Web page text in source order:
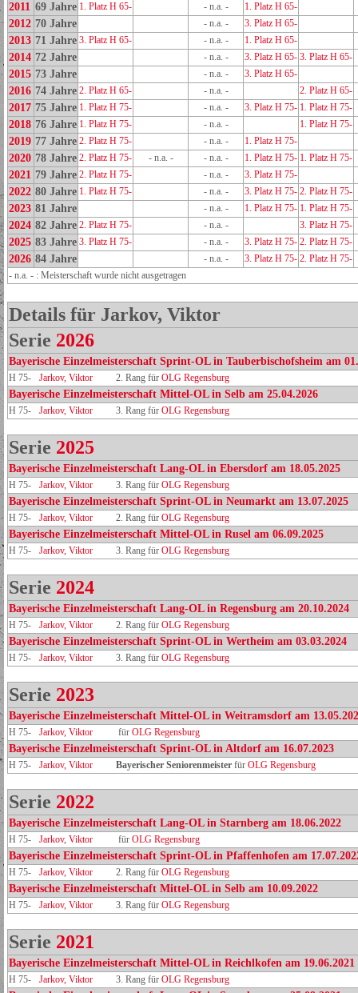
2011 69 Jahre 1. Platz H 65- - n.a. - 1. Platz H 65-
2012 70 Jahre - n.a. - 3. Platz H 65-
2013 71 Jahre 3. Platz H 65- - n.a. - 1. Platz H 65-
2014 72 Jahre - n.a. - 3. Platz H 65- 3. Platz H 65-
2015 73 Jahre - n.a. - 3. Platz H 65-
2016 74 Jahre 2. Platz H 65- - n.a. - 2. Platz H 65-
2017 75 Jahre 1. Platz H 75- - n.a. - 3. Platz H 75- 1. Platz H 75-
2018 76 Jahre 1. Platz H 75- - n.a. - 1. Platz H 75-
2019 77 Jahre 2. Platz H 75- - n.a. - 1. Platz H 75-
2020 78 Jahre 2. Platz H 75- - n.a. - - n.a. - 1. Platz H 75- 1. Platz H 75-
2021 79 Jahre 2. Platz H 75- - n.a. - 3. Platz H 75-
2022 80 Jahre 1. Platz H 75- - n.a. - 3. Platz H 75- 2. Platz H 75-
2023 81 Jahre - n.a. - 1. Platz H 75- 1. Platz H 75-
2024 82 Jahre 2. Platz H 75- - n.a. - 3. Platz H 75-
2025 83 Jahre 3. Platz H 75- - n.a. - 3. Platz H 75- 2. Platz H 75-
2026 84 Jahre - n.a. - 3. Platz H 75- 2. Platz H 75-
- n.a. - : Meisterschaft wurde nicht ausgetragen
Details für Jarkov, Viktor
Serie 2026
Bayerische Einzelmeisterschaft Sprint-OL in Tauberbischofsheim am
H 75- Jarkov, Viktor 2. Rang für OLG Regensburg
Bayerische Einzelmeisterschaft Mittel-OL in Selb am 25.04.2026
H 75- Jarkov, Viktor 3. Rang für OLG Regensburg
Serie 2025
Bayerische Einzelmeisterschaft Lang-OL in Ebersdorf am 18.05.2025
H 75- Jarkov, Viktor 3. Rang für OLG Regensburg
Bayerische Einzelmeisterschaft Sprint-OL in Neumarkt am 13.07.2025
H 75- Jarkov, Viktor 2. Rang für OLG Regensburg
Bayerische Einzelmeisterschaft Mittel-OL in Rusel am 06.09.2025
H 75- Jarkov, Viktor 3. Rang für OLG Regensburg
Serie 2024
Bayerische Einzelmeisterschaft Lang-OL in Regensburg am 20.10.2024
H 75- Jarkov, Viktor 2. Rang für OLG Regensburg
Bayerische Einzelmeisterschaft Sprint-OL in Wertheim am 03.03.2024
H 75- Jarkov, Viktor 3. Rang für OLG Regensburg
Serie 2023
Bayerische Einzelmeisterschaft Mittel-OL in Weitramsdorf am
H 75- Jarkov, Viktor für OLG Regensburg
Bayerische Einzelmeisterschaft Sprint-OL in Altdorf am 16.07.2023
H 75- Jarkov, Viktor Bayerischer Seniorenmeister für OLG Regensburg
Serie 2022
Bayerische Einzelmeisterschaft Lang-OL in Starnberg am 18.06.2022
H 75- Jarkov, Viktor für OLG Regensburg
Bayerische Einzelmeisterschaft Sprint-OL in Pfaffenhofen am
H 75- Jarkov, Viktor 2. Rang für OLG Regensburg
Bayerische Einzelmeisterschaft Mittel-OL in Selb am 10.09.2022
H 75- Jarkov, Viktor 3. Rang für OLG Regensburg
Serie 2021
Bayerische Einzelmeisterschaft Mittel-OL in Reichlkofen am 19.06.2021
H 75- Jarkov, Viktor 3. Rang für OLG Regensburg